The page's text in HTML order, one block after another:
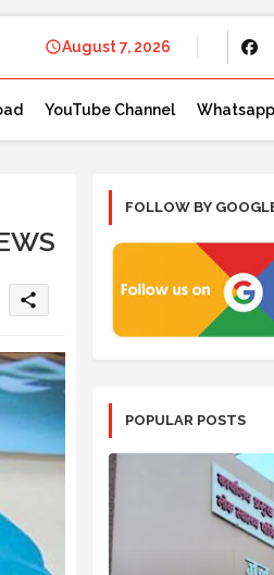
August 7, 2026
YouTube Channel
share
FOLLOW BY
POPULAR POSTS